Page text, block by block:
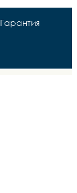
Гарантия